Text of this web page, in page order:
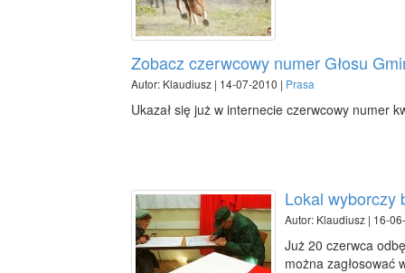
Zobacz czerwcowy numer Głosu
Autor: Klaudiusz | 14-07-2010 | Prasa
Ukazał się już w internecie czerwcowy numer
Lokal wyborczy
Autor: Klaudiusz | 16-
Już 20 czerwca
można zagłosować